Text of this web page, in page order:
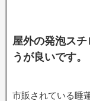
屋外の発泡ス
うが良いです。
市販されている睡